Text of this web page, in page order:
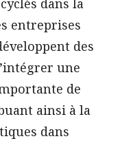
dans la
entreprises
des
une
de
ainsi à la
dans